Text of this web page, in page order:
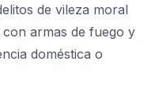
de vileza moral
armas de fuego y
doméstica o